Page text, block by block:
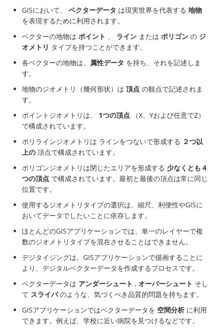
GISにおいて、 ベクターデータ は現実世界を代表する 地物
を表現するために利用されます。
ベクターの地物は ポイント 、 ライン または ポリゴン の ジ
オメトリ タイプを持つことができます。
各ベクターの地物は、 属性データ を持ち、それを記述しま
す。
地物のジオメトリ（幾何形状）は 頂点 の観点で記述されま
す。
ポイントジオメトリは、 1つの頂点 （X、Yおよび任意でZ）
で構成されています。
ポリラインジオメトリは ラインをつないで形成する ２つ以
上の 頂点で構成されています。
ポリゴンジオメトリは閉じたエリアを形成する 少なくとも４
つの頂点 で構成されています。最初と最後の頂点は常に同じ
位置です。
使用するジオメトリタイプの選択は、縮尺、利便性やGISに
おいてデータでしたいことに依存します。
ほとんどのGISアプリケーションでは、単一のレイヤーで複
数のジオメトリタイプを混在させることはできません。
デジタイジングは、GISアプリケーションで描画することに
より、デジタルベクターデータを作成するプロセスです。
ベクターデータは アンダーシュート , オーバーシュート そし
て スライバのような、気づくべき品質的問題を持ちます。
GISアプリケーションではベクターデータを 空間分析に利用
できます。例えば、学校に近い病院を見つけるなどです。